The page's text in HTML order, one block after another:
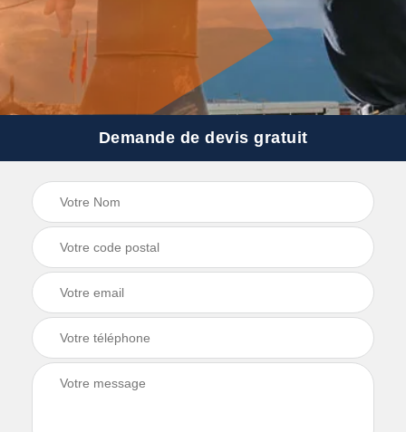
Demande de devis gratuit